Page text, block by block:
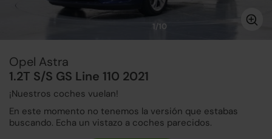
1/10
Opel Astra
1.2T S/S GS Line 110 2021
¡Nuestros coches vuelan!
En este momento no tenemos la versión que estabas
buscando. Echa un vistazo a coches parecidos.